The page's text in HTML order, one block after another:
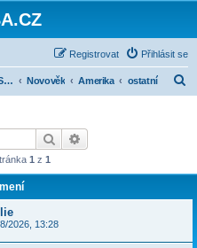
Přihlásit se
Registrovat
STAROVĚK, STŘEDOVĚK, NOVOVĚK DO ROKU 1914 Novověk Amerika ostatní
Hledat
1 z 1
2026, 13:28